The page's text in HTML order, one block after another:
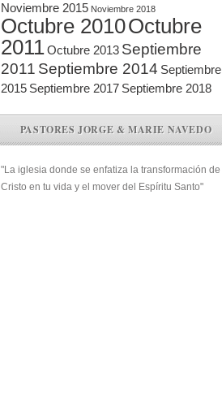
Noviembre 2015 Noviembre 2018
Octubre 2010Octubre
2011Octubre 2013 Septiembre
2011 Septiembre 2014 Septiembre
2015 Septiembre 2017 Septiembre 2018
PASTORES JORGE & MARIE NAVEDO
"La iglesia donde se enfatiza la transformación de
Cristo en tu vida y el mover del Espíritu Santo"